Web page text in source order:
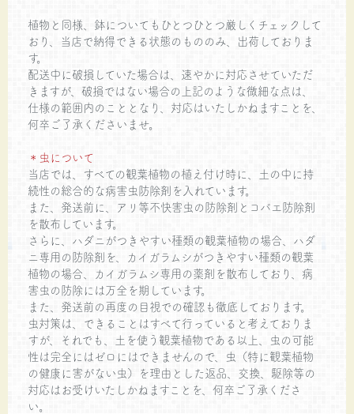
植物と同様、鉢についてもひとつひとつ厳しくチェックして
おり、当店で納得できる状態のもののみ、出荷しておりま
す。
配送中に破損していた場合は、速やかに対応させていただ
きますが、破損ではない場合の上記のような微細な点は、
仕様の範囲内のこととなり、対応はいたしかねますことを、
何卒ご了承くださいませ。
＊虫について
当店では、すべての観葉植物の植え付け時に、土の中に持
続性の総合的な病害虫防除剤を入れています。
また、発送前に、アリ等不快害虫の防除剤とコバエ防除剤
を散布しています。
さらに、ハダニがつきやすい種類の観葉植物の場合、ハダ
ニ専用の防除剤を、カイガラムシがつきやすい種類の観葉
植物の場合、カイガラムシ専用の薬剤を散布しており、病
害虫の防除には万全を期しています。
また、発送前の再度の目視での確認も徹底しております。
虫対策は、できることはすべて行っていると考えておりま
すが、それでも、土を使う観葉植物である以上、虫の可能
性は完全にはゼロにはできませんので、虫（特に観葉植物
の健康に害がない虫）を理由とした返品、交換、駆除等の
対応はお受けいたしかねますことを、何卒ご了承くださ
い。